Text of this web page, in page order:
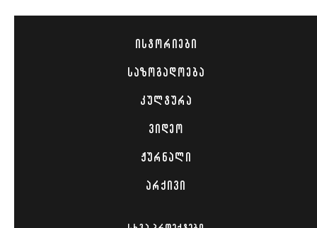
ᲘᲡᲢᲝᲠᲘᲔᲑᲘ
ᲡᲐᲖᲝᲒᲐᲓᲝᲔᲑᲐ
ᲙᲣᲚᲢᲣᲠᲐ
ᲕᲘᲓᲔᲝ
ᲟᲣᲠᲜᲐᲚᲘ
ᲐᲠᲥᲘᲕᲘ